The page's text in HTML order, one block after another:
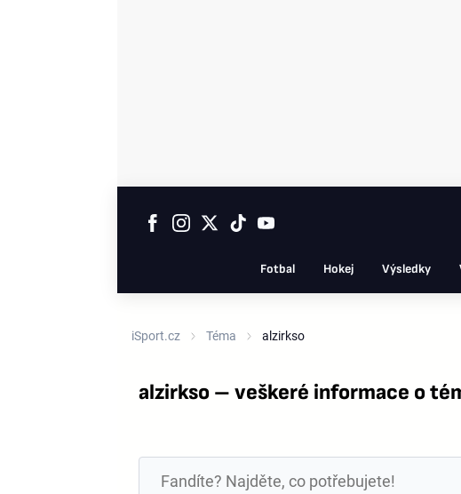
Fotbal Hokej Výsledky
iSport.cz Téma alzirkso
alzirkso – veškeré informace o